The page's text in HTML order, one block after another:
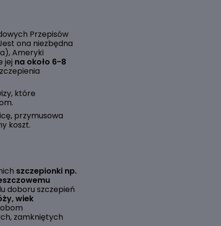
Przepisów
ona niezbędna
Ameryki
jej na około 6-8
które
przymusowa
koszt.
szczepionki np.
doboru szczepień
wiek
zamkniętych